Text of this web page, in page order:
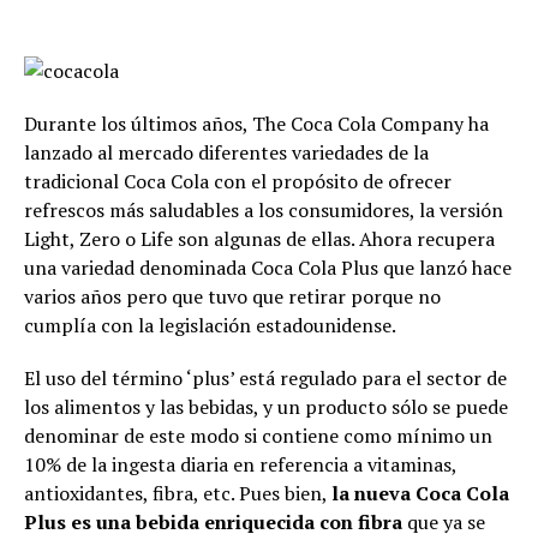
Durante los últimos años, The Coca Cola Company ha
lanzado al mercado diferentes variedades de la
tradicional Coca Cola con el propósito de ofrecer
refrescos más saludables a los consumidores, la versión
Light, Zero o Life son algunas de ellas. Ahora recupera
una variedad denominada Coca Cola Plus que lanzó hace
varios años pero que tuvo que retirar porque no
cumplía con la legislación estadounidense.
El uso del término ‘plus’ está regulado para el sector de
los alimentos y las bebidas, y un producto sólo se puede
denominar de este modo si contiene como mínimo un
10% de la ingesta diaria en referencia a vitaminas,
antioxidantes, fibra, etc. Pues bien, la nueva Coca Cola
Plus es una bebida enriquecida con fibra que ya se